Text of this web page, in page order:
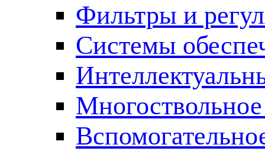
Фильтры и
Cистемы